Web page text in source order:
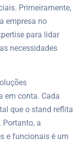
Primeiramente,
empresa no
para lidar
necessidades
em conta. Cada
que o stand reflita
Portanto, a
e funcionais é um